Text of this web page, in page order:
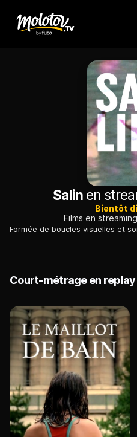
Salinen
Bientôt
Films en streaming
Court-métrage en replay